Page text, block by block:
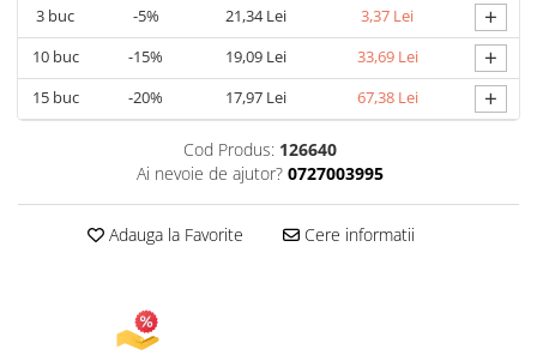
Lampi de veghe
Articole si, Echipamente pentru
Transport şi Ridicat
Pelerine, Umbrele si Accesorii
Accesorii biciclete
3 buc -5% 21,34 Lei 3,37 Lei +
10buc -15% 19,09 Lei 33,69 Lei +
15buc -20% 17,97 Lei 67,38 Lei +
Cod Produs: 126640
Ai nevoie de ajutor? 0727003995
Adauga la Favorite Cere informatii